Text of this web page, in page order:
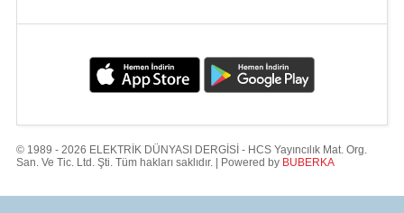
© 1989 - 2026 ELEKTRİK DÜNYASI DERGİSİ - HCS Yayıncılık Mat. Org.
San. Ve Tic. Ltd. Şti. Tüm hakları saklıdır. | Powered by BUBERKA